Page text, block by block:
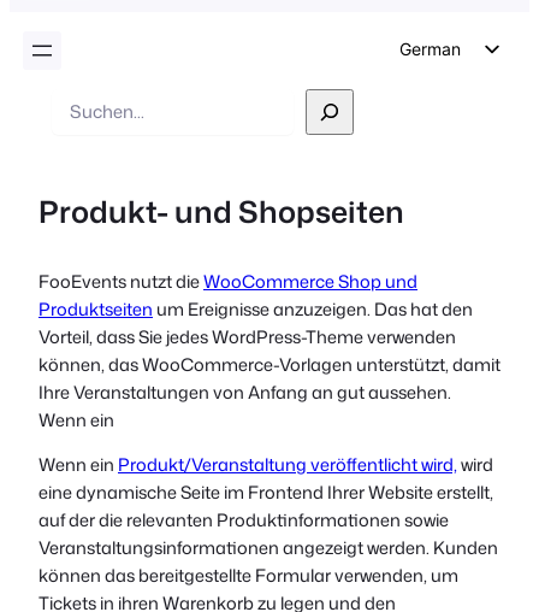
German
Italian
French
Polish
Czech
Suche
Produkt- und Shopseiten
FooEvents nutzt dieWooCommerce Shop und
Produktseiten um Ereignisse anzuzeigen. Das hat den
Vorteil, dass Sie jedes WordPress-Theme verwenden
können, das WooCommerce-Vorlagen unterstützt, damit
Ihre Veranstaltungen von Anfang an gut aussehen.
Wenn ein
Wenn ein Produkt/Veranstaltung veröffentlicht wird,wird
eine dynamische Seite im Frontend Ihrer Website erstellt,
auf der die relevanten Produktinformationen sowie
Veranstaltungsinformationen angezeigt werden. Kunden
können das bereitgestellte Formular verwenden, um
Tickets in ihren Warenkorb zu legen und den